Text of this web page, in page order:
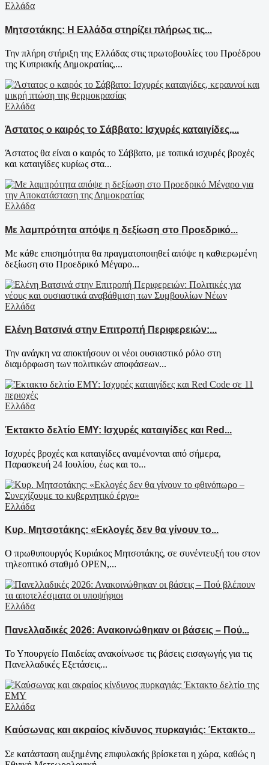
Ελλάδα
Μητσοτάκης: Η Ελλάδα στηρίζει πλήρως τις...
Την πλήρη στήριξη της Ελλάδας στις πρωτοβουλίες του Προέδρου
της Κυπριακής Δημοκρατίας,...
Ελλάδα
Άστατος ο καιρός το Σάββατο: Ισχυρές καταιγίδες,...
Άστατος θα είναι ο καιρός το Σάββατο, με τοπικά ισχυρές βροχές
και καταιγίδες κυρίως στα...
Ελλάδα
Με λαμπρότητα απόψε η δεξίωση στο Προεδρικό...
Με κάθε επισημότητα θα πραγματοποιηθεί απόψε η καθιερωμένη
δεξίωση στο Προεδρικό Μέγαρο...
Ελλάδα
Ελένη Βατσινά στην Επιτροπή Περιφερειών:...
Την ανάγκη να αποκτήσουν οι νέοι ουσιαστικό ρόλο στη
διαμόρφωση των πολιτικών αποφάσεων...
Ελλάδα
Έκτακτο δελτίο ΕΜΥ: Ισχυρές καταιγίδες και Red...
Ισχυρές βροχές και καταιγίδες αναμένονται από σήμερα,
Παρασκευή 24 Ιουλίου, έως και το...
Ελλάδα
Κυρ. Μητσοτάκης: «Εκλογές δεν θα γίνουν το...
Ο πρωθυπουργός Κυριάκος Μητσοτάκης, σε συνέντευξή του στον
τηλεοπτικό σταθμό OPEN,...
Ελλάδα
Πανελλαδικές 2026: Ανακοινώθηκαν οι βάσεις – Πού...
Το Υπουργείο Παιδείας ανακοίνωσε τις βάσεις εισαγωγής για τις
Πανελλαδικές Εξετάσεις...
Ελλάδα
Καύσωνας και ακραίος κίνδυνος πυρκαγιάς: Έκτακτο...
Σε κατάσταση αυξημένης επιφυλακής βρίσκεται η χώρα, καθώς η